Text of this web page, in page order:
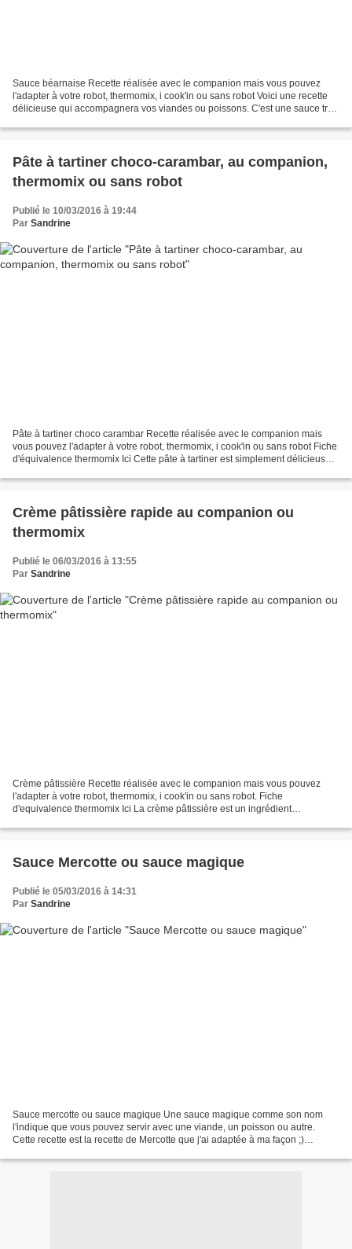
Sauce béarnaise Recette réalisée avec le companion mais vous pouvez
l'adapter à votre robot, thermomix, i cook'in ou sans robot Voici une recette
délicieuse qui accompagnera vos viandes ou poissons. C'est une sauce très
Pâte à tartiner choco-carambar, au companion,
thermomix ou sans robot
Publié le 10/03/2016 à 19:44
Par Sandrine
Pâte à tartiner choco carambar Recette réalisée avec le companion mais
vous pouvez l'adapter à votre robot, thermomix, i cook'in ou sans robot Fiche
d'équivalence thermomix Ici Cette pâte à tartiner est simplement délicieuse
Crème pâtissière rapide au companion ou
thermomix
Publié le 06/03/2016 à 13:55
Par Sandrine
Crème pâtissière Recette réalisée avec le companion mais vous pouvez
l'adapter à votre robot, thermomix, i cook'in ou sans robot. Fiche
d'equivalence thermomix Ici La crème pâtissière est un ingrédient
Sauce Mercotte ou sauce magique
Publié le 05/03/2016 à 14:31
Par Sandrine
Sauce mercotte ou sauce magique Une sauce magique comme son nom
l'indique que vous pouvez servir avec une viande, un poisson ou autre.
Cette recette est la recette de Mercotte que j'ai adaptée à ma façon ;)